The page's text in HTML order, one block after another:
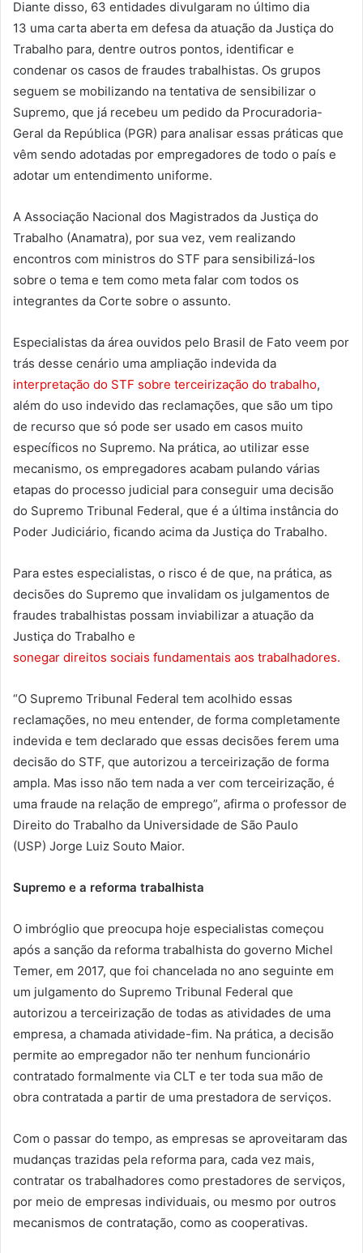
Diante disso, 63 entidades divulgaram no último dia
13 uma carta aberta em defesa da atuação da Justiça do
Trabalho para, dentre outros pontos, identificar e
condenar os casos de fraudes trabalhistas. Os grupos
seguem se mobilizando na tentativa de sensibilizar o
Supremo, que já recebeu um pedido da Procuradoria-
Geral da República (PGR) para analisar essas práticas que
vêm sendo adotadas por empregadores de todo o país e
adotar um entendimento uniforme.
A Associação Nacional dos Magistrados da Justiça do
Trabalho (Anamatra), por sua vez, vem realizando
encontros com ministros do STF para sensibilizá-los
sobre o tema e tem como meta falar com todos os
integrantes da Corte sobre o assunto.
Especialistas da área ouvidos pelo Brasil de Fato veem por
trás desse cenário uma ampliação indevida da
interpretação do STF sobre terceirização do trabalho,
além do uso indevido das reclamações, que são um tipo
de recurso que só pode ser usado em casos muito
específicos no Supremo. Na prática, ao utilizar esse
mecanismo, os empregadores acabam pulando várias
etapas do processo judicial para conseguir uma decisão
do Supremo Tribunal Federal, que é a última instância do
Poder Judiciário, ficando acima da Justiça do Trabalho.
Para estes especialistas, o risco é de que, na prática, as
decisões do Supremo que invalidam os julgamentos de
fraudes trabalhistas possam inviabilizar a atuação da
Justiça do Trabalho e
sonegar direitos sociais fundamentais aos trabalhadores.
“O Supremo Tribunal Federal tem acolhido essas
reclamações, no meu entender, de forma completamente
indevida e tem declarado que essas decisões ferem uma
decisão do STF, que autorizou a terceirização de forma
ampla. Mas isso não tem nada a ver com terceirização, é
uma fraude na relação de emprego”, afirma o professor de
Direito do Trabalho da Universidade de São Paulo
(USP) Jorge Luiz Souto Maior.
Supremo e a reforma trabalhista
O imbróglio que preocupa hoje especialistas começou
após a sanção da reforma trabalhista do governo Michel
Temer, em 2017, que foi chancelada no ano seguinte em
um julgamento do Supremo Tribunal Federal que
autorizou a terceirização de todas as atividades de uma
empresa, a chamada atividade-fim. Na prática, a decisão
permite ao empregador não ter nenhum funcionário
contratado formalmente via CLT e ter toda sua mão de
obra contratada a partir de uma prestadora de serviços.
Com o passar do tempo, as empresas se aproveitaram das
mudanças trazidas pela reforma para, cada vez mais,
contratar os trabalhadores como prestadores de serviços,
por meio de empresas individuais, ou mesmo por outros
mecanismos de contratação, como as cooperativas.